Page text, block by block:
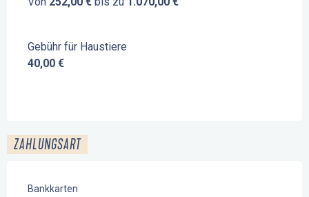
Gebühr für Haustiere
40,00 €
ZAHLUNGSART
Bankkarten